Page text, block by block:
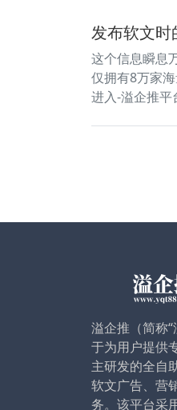
发布软文时
这个信息瞬息
仅拥有8万家
进入-溢企推
溢企推（简称
于为用户提供
主研发的全自
软文广告、营
务。该平台采